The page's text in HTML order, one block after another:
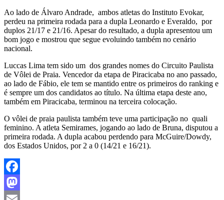
Ao lado de Álvaro Andrade, ambos atletas do Instituto Evokar,
perdeu na primeira rodada para a dupla Leonardo e Everaldo, por
duplos 21/17 e 21/16. Apesar do resultado, a dupla apresentou um
bom jogo e mostrou que segue evoluindo também no cenário
nacional.
Luccas Lima tem sido um dos grandes nomes do Circuito Paulista
de Vôlei de Praia. Vencedor da etapa de Piracicaba no ano passado,
ao lado de Fábio, ele tem se mantido entre os primeiros do ranking e
é sempre um dos candidatos ao título. Na última etapa deste ano,
também em Piracicaba, terminou na terceira colocação.
O vôlei de praia paulista também teve uma participação no quali
feminino. A atleta Semirames, jogando ao lado de Bruna, disputou a
primeira rodada. A dupla acabou perdendo para McGuire/Dowdy,
dos Estados Unidos, por 2 a 0 (14/21 e 16/21).
Facebook
Mastodon